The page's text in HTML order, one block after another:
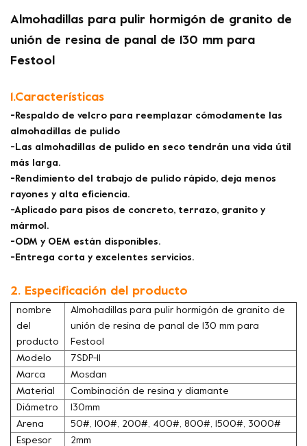
Almohadillas para pulir hormigón de granito de
unión de resina de panal de 130 mm para
Festool
1.Características
-Respaldo de velcro para reemplazar cómodamente las
almohadillas de pulido
-Las almohadillas de pulido en seco tendrán una vida útil
más larga.
-Rendimiento del trabajo de pulido rápido, deja menos
rayones y alta eficiencia.
-Aplicado para pisos de concreto, terrazo, granito y
mármol.
-ODM y OEM están disponibles.
-Entrega corta y excelentes servicios.
2. Especificación del producto
nombre
del
producto
Almohadillas para pulir hormigón de granito de
unión de resina de panal de 130 mm para
Festool
Modelo
7SDP-11
Marca
Mosdan
Material
Combinación de resina y diamante
Diámetro
130mm
Arena
50#, 100#, 200#, 400#, 800#, 1500#, 3000#
Espesor
2mm